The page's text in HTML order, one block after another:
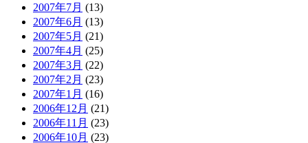
2007年7月 (13)
2007年6月 (13)
2007年5月 (21)
2007年4月 (25)
2007年3月 (22)
2007年2月 (23)
2007年1月 (16)
2006年12月 (21)
2006年11月 (23)
2006年10月 (23)